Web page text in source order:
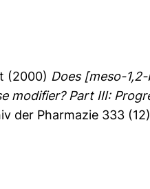
(2000) Does [meso-
modifier? Part III:
der Pharmazie 333